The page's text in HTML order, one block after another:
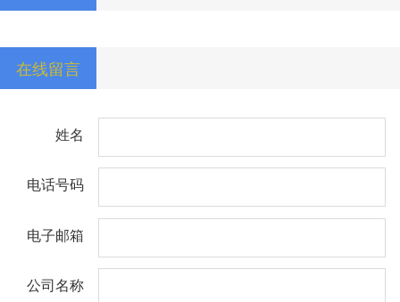
在线留言
姓名
电话号码
电子邮箱
公司名称